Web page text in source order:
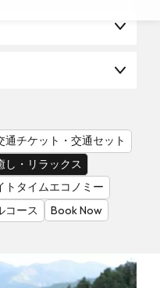
通チケット・交通セット
し・リラックス
トタイムエコノミー
コース Book Now